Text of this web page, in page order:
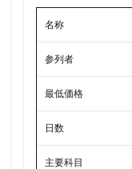
名称
参列者
最低価格
日数
主要科目